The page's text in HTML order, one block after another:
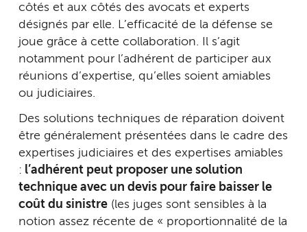
côtés et aux côtés des avocats et experts
désignés par elle. L’efficacité de la défense se
joue grâce à cette collaboration. Il s’agit
notamment pour l’adhérent de participer aux
réunions d’expertise, qu’elles soient amiables
ou judiciaires.
Des solutions techniques de réparation doivent
être généralement présentées dans le cadre des
expertises judiciaires et des expertises amiables
: l’adhérent peut proposer une solution
technique avec un devis pour faire baisser le
coût du sinistre (les juges sont sensibles à la
notion assez récente de « proportionnalité de la